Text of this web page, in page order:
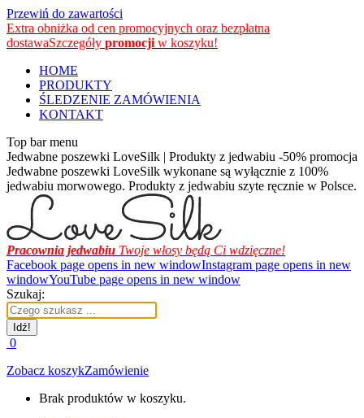
Przewiń do zawartości
Extra obniżka od cen promocyjnych oraz bezpłatna
dostawaSzczegóły promocji w koszyku!
HOME
PRODUKTY
ŚLEDZENIE ZAMÓWIENIA
KONTAKT
Top bar menu
Jedwabne poszewki LoveSilk | Produkty z jedwabiu -50% promocja
Jedwabne poszewki LoveSilk wykonane są wyłącznie z 100%
jedwabiu morwowego. Produkty z jedwabiu szyte ręcznie w Polsce.
Pracownia jedwabiu Twoje włosy będą Ci wdzięczne!
Facebook page opens in new windowInstagram page opens in new
windowYouTube page opens in new window
Szukaj:
0
Zobacz koszykZamówienie
Brak produktów w koszyku.